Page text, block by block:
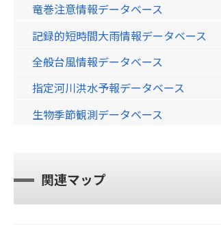
竜巻注意情報データベース
記録的短時間大雨情報データベース
全般台風情報データベース
指定河川洪水予報データベース
生物季節観測データベース
関連マップ